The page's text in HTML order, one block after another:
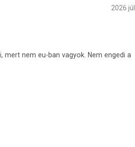
2026
nem eu-ban vagyok. Nem engedi a